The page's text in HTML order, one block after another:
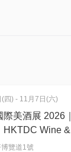
Bronze 小童門
$ 525.00
區和標準區的
四) - 11月7日(六)
際美酒展 2026
HKTDC Wine
覽道1號